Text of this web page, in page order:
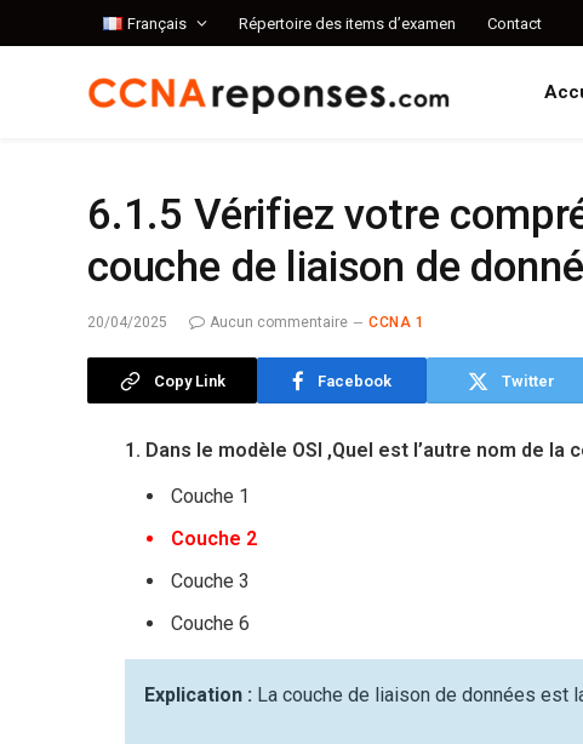
Français Répertoire des items d’examen Contact
6.1.5 Vérifiez votre
couche de liaison de
20/04/2025 Aucun commentaire CCNA 1
Copy Link Facebook Twitter
1. Dans le modèle OSI ,Quel est l’autre nom de la
Couche 1
Couche 2
Couche 3
Couche 6
Explication : La couche de liaison de données est